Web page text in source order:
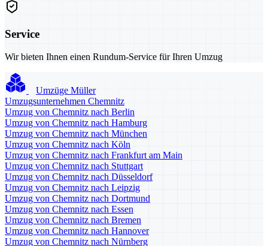
Service
Wir bieten Ihnen einen Rundum-Service für Ihren Umzug
Umzüge Müller
Umzugsunternehmen Chemnitz
Umzug von Chemnitz nach Berlin
Umzug von Chemnitz nach Hamburg
Umzug von Chemnitz nach München
Umzug von Chemnitz nach Köln
Umzug von Chemnitz nach Frankfurt am Main
Umzug von Chemnitz nach Stuttgart
Umzug von Chemnitz nach Düsseldorf
Umzug von Chemnitz nach Leipzig
Umzug von Chemnitz nach Dortmund
Umzug von Chemnitz nach Essen
Umzug von Chemnitz nach Bremen
Umzug von Chemnitz nach Hannover
Umzug von Chemnitz nach Nürnberg